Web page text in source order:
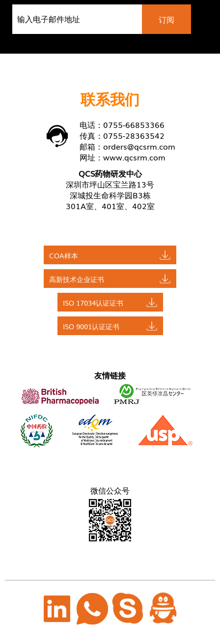
联系我们
电话：0755-66853366
传真：0755-28363542
邮箱： orders@qcsrm.com
网址： www.qcsrm.com
QCS药物研发中心
深圳市坪山区宝兰路13号
深城投生命科学园B3栋
301A室、401室、402室
COA样本
高新技术企业证书
ISO 17034认证证书
ISO 9001认证证书
友情链接
微信公众号